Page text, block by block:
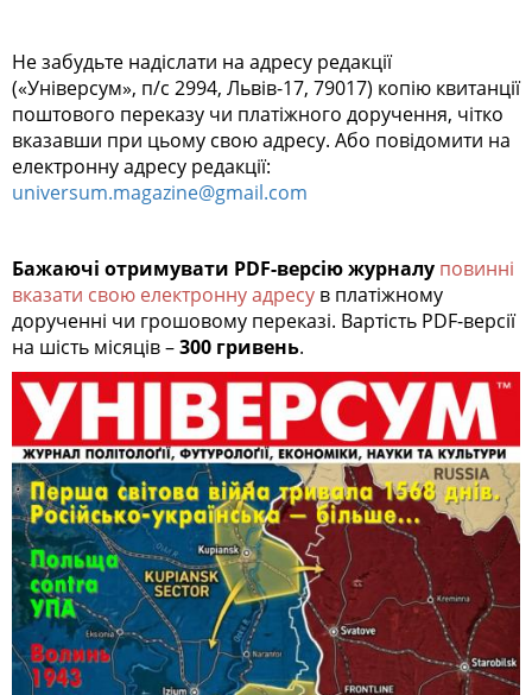
Не забудьте надіслати на адресу редакції
(«Універсум», п/с 2994, Львів-17, 79017) копію квитанції
поштового переказу чи платіжного доручення, чітко
вказавши при цьому свою адресу. Або повідомити на
електронну адресу редакції:
universum.magazine@gmail.com
Бажаючі отримувати PDF-версію журналу повинні
вказати свою електронну адресу в платіжному
дорученні чи грошовому переказі. Вартість PDF-версії
на шість місяців –300 гривень.